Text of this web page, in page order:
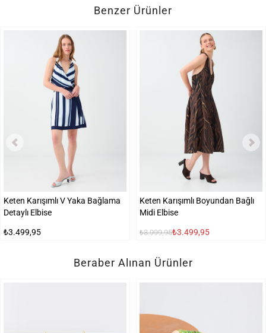
Benzer Ürünler
Keten Karışımlı V Yaka Bağlama
Detaylı Elbise
₺3.499,95
Keten Karışımlı Boyundan Bağlı
Midi Elbise
₺3.999,95₺3.499,95
Beraber Alınan Ürünler